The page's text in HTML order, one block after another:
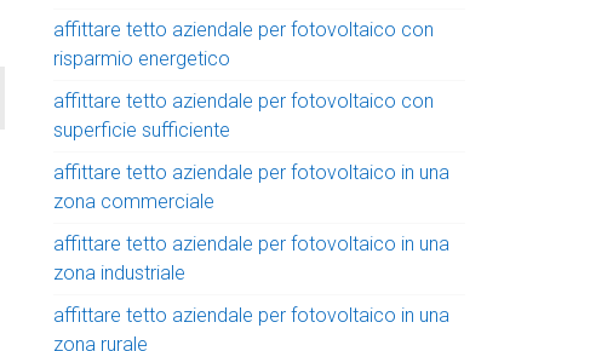
affittare tetto aziendale per fotovoltaico con
risparmio energetico
affittare tetto aziendale per fotovoltaico con
superficie sufficiente
affittare tetto aziendale per fotovoltaico in una
zona commerciale
affittare tetto aziendale per fotovoltaico in una
zona industriale
affittare tetto aziendale per fotovoltaico in una
zona rurale